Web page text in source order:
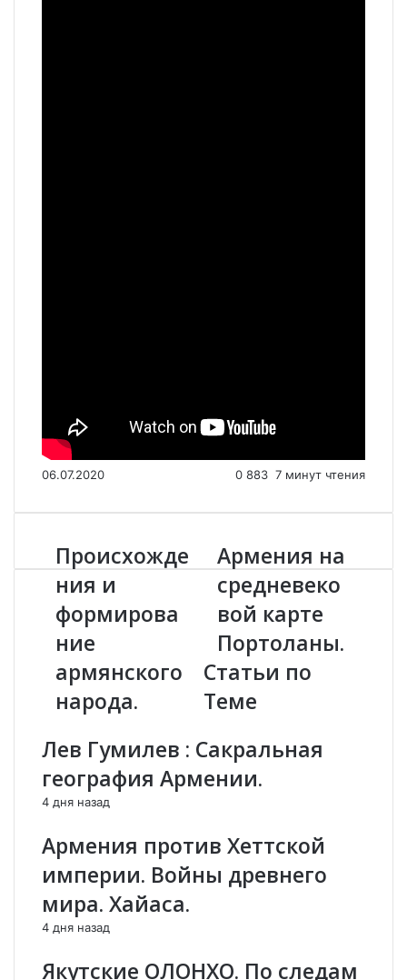
06.07.2020 0 883 7 минут чтения
П
р
о
и
с
х
ж
д
и
я
и
р
м
р
о
а
Происхожде
ния и
формирова
ние
армянского
народа.
А
р
м
е
н
н
а
е
д
е
к
к
Армения на
средневеко
вой карте
Портоланы.
Статьи по
Теме
Лев Гумилев : Сакральная
география Армении.
4 дня назад
Армения против Хеттской
империи. Войны древнего
мира. Хайаса.
4 дня назад
Якутские ОЛОНХО. По следам